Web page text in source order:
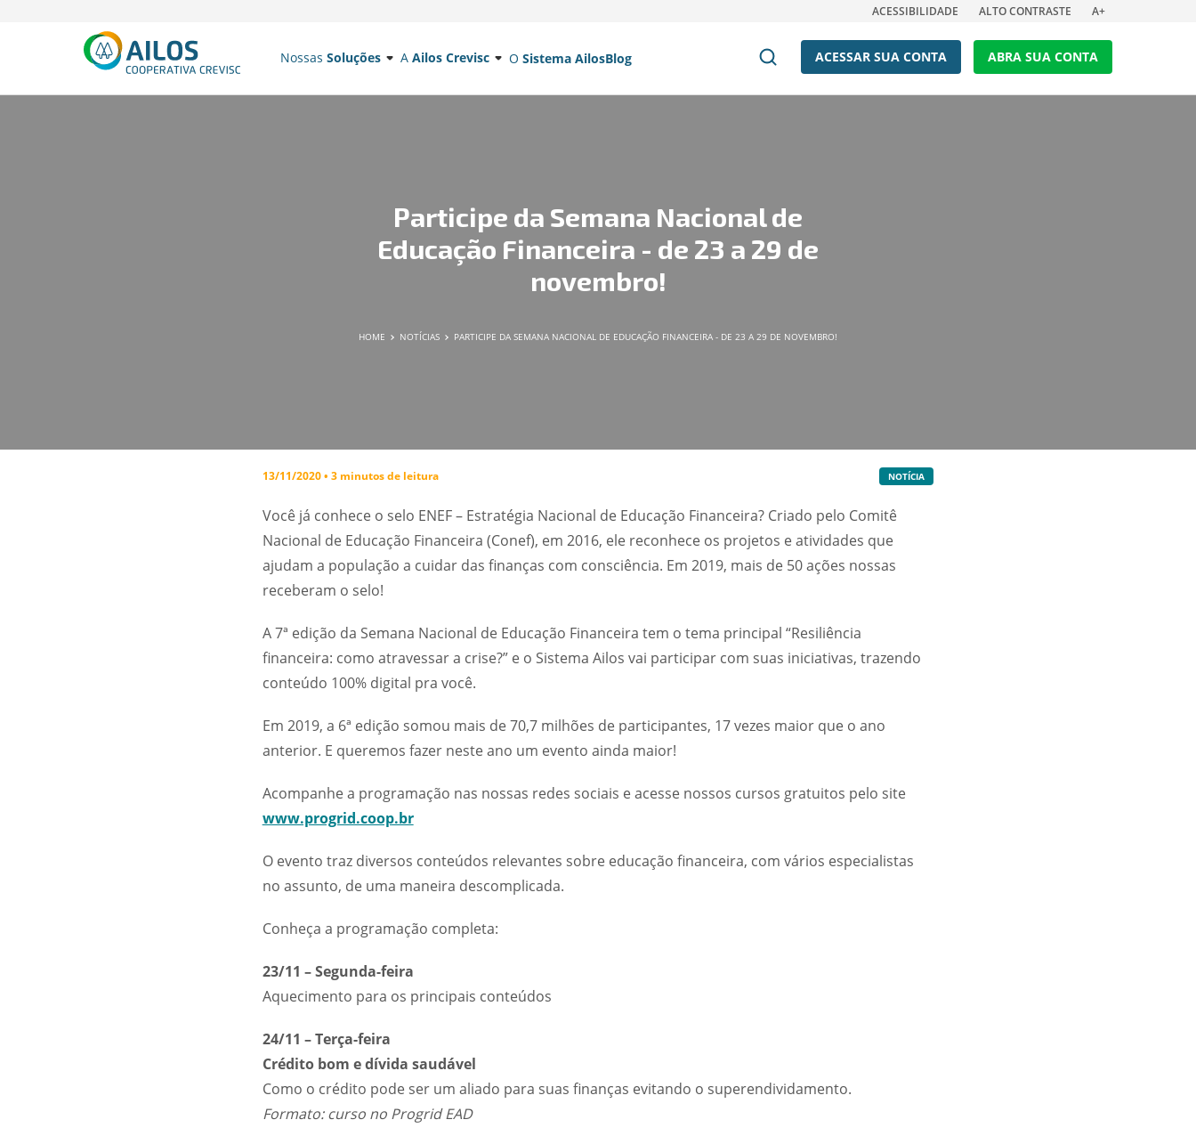
ACESSIBILIDADE ALTO CONTRASTE A+
Nossas Soluções A Ailos Crevisc O Sistema AilosBlog ACESSAR SUA CONTA ABRA SUA CONTA
Participe da Semana Nacional de
Educação Financeira - de 23 a 29 de
novembro!
HOME NOTÍCIAS PARTICIPE DA SEMANA NACIONAL DE EDUCAÇÃO FINANCEIRA - DE 23 A 29 DE NOVEMBRO!
13/11/2020 • 3 minutos de leitura NOTÍCIA
Você já conhece o selo ENEF – Estratégia Nacional de Educação Financeira? Criado pelo Comitê
Nacional de Educação Financeira (Conef), em 2016, ele reconhece os projetos e atividades que
ajudam a população a cuidar das finanças com consciência. Em 2019, mais de 50 ações nossas
receberam o selo!
A 7ª edição da Semana Nacional de Educação Financeira tem o tema principal “Resiliência
financeira: como atravessar a crise?” e o Sistema Ailos vai participar com suas iniciativas, trazendo
conteúdo 100% digital pra você.
Em 2019, a 6ª edição somou mais de 70,7 milhões de participantes, 17 vezes maior que o ano
anterior. E queremos fazer neste ano um evento ainda maior!
Acompanhe a programação nas nossas redes sociais e acesse nossos cursos gratuitos pelo site
www.progrid.coop.br
O evento traz diversos conteúdos relevantes sobre educação financeira, com vários especialistas
no assunto, de uma maneira descomplicada.
Conheça a programação completa:
23/11 – Segunda-feira
Aquecimento para os principais conteúdos
24/11 – Terça-feira
Crédito bom e dívida saudável
Como o crédito pode ser um aliado para suas finanças evitando o superendividamento.
Formato: curso no Progrid EAD